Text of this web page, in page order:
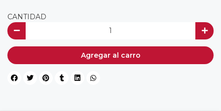
CANTIDAD
Agregar al carro